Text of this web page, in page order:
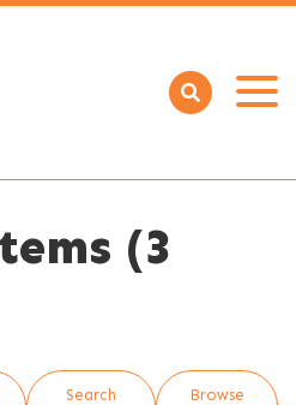
Open
(3
Search
Browse